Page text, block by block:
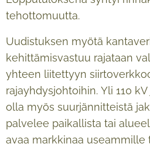
tehottomuutta.
Uudistuksen myötä
kehittämisvastuu rajataan
yhteen liitettyyn
rajayhdysjohtoihin. Yli 110
olla myös suurjännitteistä
palvelee paikallista tai
avaa markkinaa